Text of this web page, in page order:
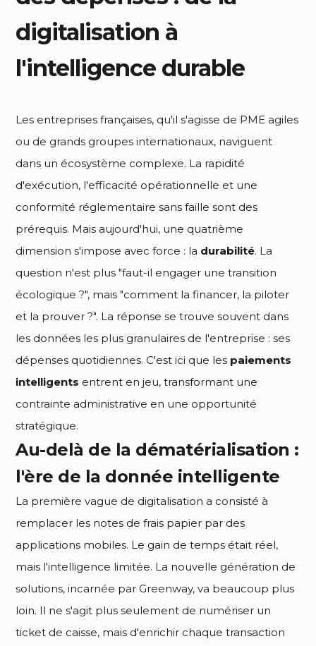
digitalisation à
l'intelligence durable
Les entreprises françaises, qu'il s'agisse de PME agiles
ou de grands groupes internationaux, naviguent
dans un écosystème complexe. La rapidité
d'exécution, l'efficacité opérationnelle et une
conformité réglementaire sans faille sont des
prérequis. Mais aujourd'hui, une quatrième
dimension s'impose avec force : la durabilité. La
question n'est plus "faut-il engager une transition
écologique ?", mais "comment la financer, la piloter
et la prouver ?". La réponse se trouve souvent dans
les données les plus granulaires de l'entreprise : ses
dépenses quotidiennes. C'est ici que les paiements
intelligents entrent en jeu, transformant une
contrainte administrative en une opportunité
stratégique.
Au-delà de la dématérialisation :
l'ère de la donnée intelligente
La première vague de digitalisation a consisté à
remplacer les notes de frais papier par des
applications mobiles. Le gain de temps était réel,
mais l'intelligence limitée. La nouvelle génération de
solutions, incarnée par Greenway, va beaucoup plus
loin. Il ne s'agit plus seulement de numériser un
ticket de caisse, mais d'enrichir chaque transaction